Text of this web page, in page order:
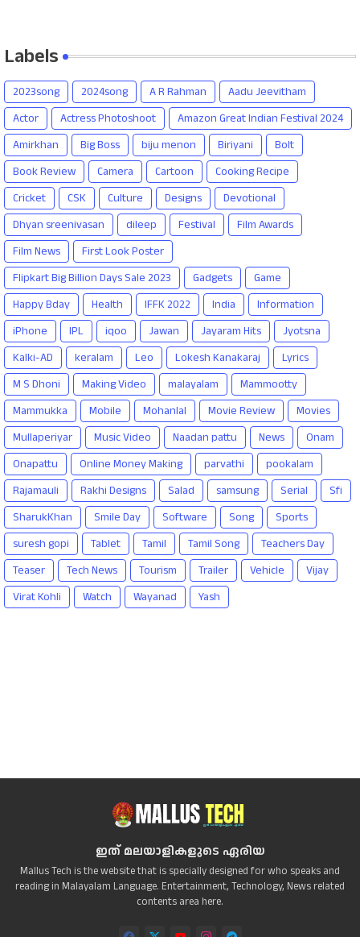
Labels
2023song 2024song A R Rahman
Aadu Jeevitham
Actor
Actress Photoshoot
Amazon Great Indian Festival 2024
Amirkhan
Big Boss biju menon Biriyani
Bolt
Book Review
Camera Cartoon
Cooking Recipe
Cricket
CSK Culture Designs
Devotional
Dhyan sreenivasan
dileep Festival
Film Awards
Film News
First Look Poster
Flipkart Big Billion Days Sale 2023
Gadgets
Game
Happy Bday
Health IFFK 2022 India
Information
iPhone
IPL iqoo Jawan Jayaram Hits
Jyotsna
Kalki-AD
keralam Leo Lokesh Kanakaraj
Lyrics
M S Dhoni
Making Video malayalam
Mammootty
Mammukka
Mobile Mohanlal Movie Review
Movies
Mullaperiyar
Music Video Naadan pattu News
Onam
Onapattu
Online Money Making parvathi
pookalam
Rajamauli
Rakhi Designs Salad samsung Serial
Sfi
SharukKhan
Smile Day Software Song
Sports
suresh gopi
Tablet Tamil Tamil Song
Teachers Day
Teaser
Tech News Tourism Trailer Vehicle
Vijay
Virat Kohli
Watch Wayanad Yash
ഇത് മലയാളികളുടെ ഏരിയ
Mallus Tech is the website that is specially designed for who speaks and
reading in Malayalam Language. Entertainment, Technology, News related
contents area here.